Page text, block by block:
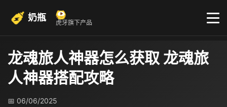
奶瓶 虎牙旗下产品
龙魂旅人神器怎么获取 龙魂旅
人神器搭配攻略
📅 06/06/2025